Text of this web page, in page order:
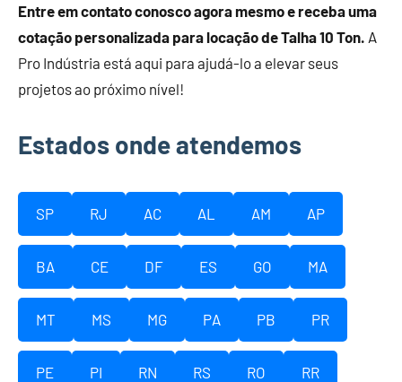
Entre em contato conosco agora mesmo e receba uma
cotação personalizada para locação de Talha 10 Ton. A
Pro Indústria está aqui para ajudá-lo a elevar seus
projetos ao próximo nível!
Estados onde atendemos
SP RJ AC AL AM AP
BA CE DF ES GO MA
MT MS MG PA PB PR
PE PI RN RS RO RR